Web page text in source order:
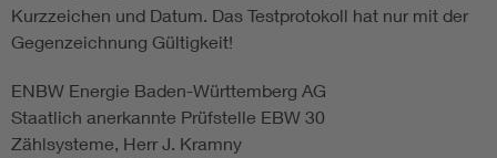
Kurzzeichen und Datum. Das Testprotokoll hat nur mit der
Gegenzeichnung Gültigkeit!
ENBW Energie Baden-Württemberg AG
Staatlich anerkannte Prüfstelle EBW 30
Zählsysteme, Herr J. Kramny